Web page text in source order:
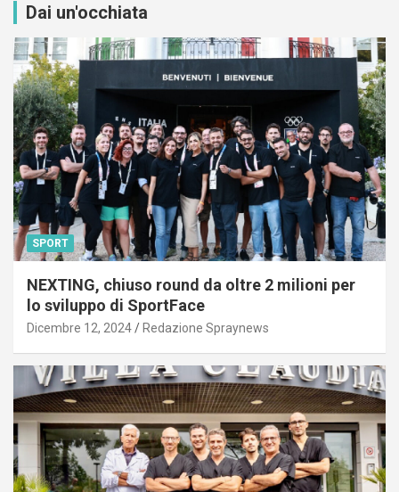
Dai un'occhiata
SPORT
NEXTING, chiuso round da oltre 2 milioni per
lo sviluppo di SportFace
Dicembre 12, 2024 Redazione Spraynews